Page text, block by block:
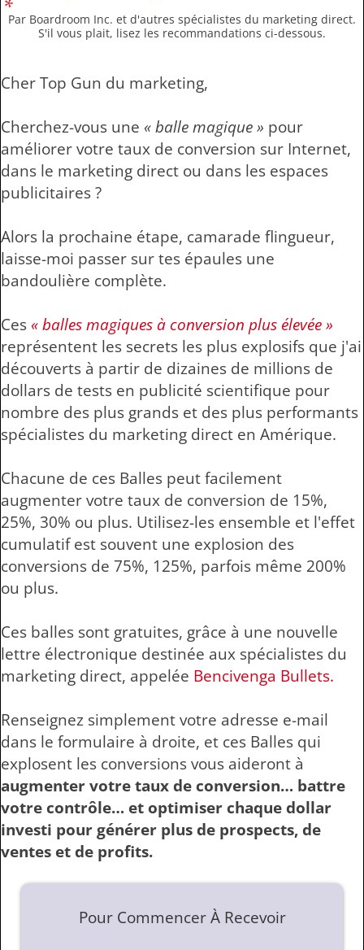
Par Boardroom Inc. et d'autres spécialistes du marketing direct.
S'il vous plait, lisez les recommandations ci-dessous.
Cher Top Gun du marketing,
Cherchez-vous une « balle magique » pour
améliorer votre taux de conversion sur Internet,
dans le marketing direct ou dans les espaces
publicitaires ?
Alors la prochaine étape, camarade flingueur,
laisse-moi passer sur tes épaules une
bandoulière complète.
Ces« balles magiques à conversion plus élevée »
représentent les secrets les plus explosifs que j'ai
découverts à partir de dizaines de millions de
dollars de tests en publicité scientifique pour
nombre des plus grands et des plus performants
spécialistes du marketing direct en Amérique.
Chacune de ces Balles peut facilement
augmenter votre taux de conversion de 15%,
25%, 30% ou plus. Utilisez-les ensemble et l'effet
cumulatif est souvent une explosion des
conversions de 75%, 125%, parfois même 200%
ou plus.
Ces balles sont gratuites, grâce à une nouvelle
lettre électronique destinée aux spécialistes du
marketing direct, appelée Bencivenga Bullets.
Renseignez simplement votre adresse e-mail
dans le formulaire à droite, et ces Balles qui
explosent les conversions vous aideront à
augmenter votre taux de conversion… battre
votre contrôle… et optimiser chaque dollar
investi pour générer plus de prospects, de
ventes et de profits.
Pour Commencer À Recevoir